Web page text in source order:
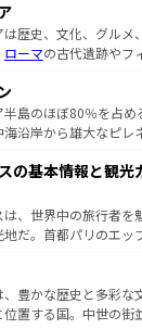
は歴史、文化、グルメ
ローマの古代遺跡やフ
スカーナの美しい田園
自然景観も見逃せない
スタなど、絶品のイタ
れるイタリアで、忘れ
のイタリア情報は
半島のほぼ80％を占
海沿岸から雄大なピレ
付くこの国では、情熱
、そして美味しいタパ
マドリードの洗練され
溢れた街角から、地方
方によって風土や気候
性で訪れ
一覧を参照してほしい
の基本情報と観光
は、世界中の旅行者を
地だ。首都パリのエッ
い魅力が詰まっている
しいビーチ、そして豊
する。また、フランス
、豊かな歴史と多彩
位置する国。中世の街